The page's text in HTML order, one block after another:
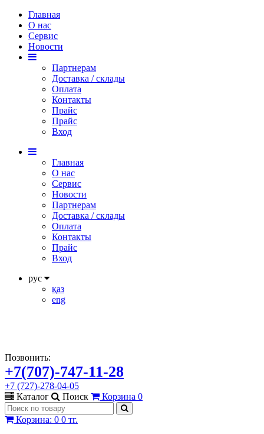
Главная
О нас
Сервис
Новости
Партнерам
Доставка / склады
Оплата
Контакты
Прайс
Прaйс
Вход
Главная
О нас
Сервис
Новости
Партнерам
Доставка / склады
Оплата
Контакты
Прайс
Вход
рус
қаз
eng
Позвонить:
+7(707)-747-11-28
+7 (727)-278-04-05
Каталог
Поиск Корзина 0
Корзина: 0 0 тг.